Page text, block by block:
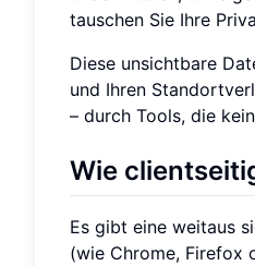
tauschen Sie Ihre
Diese unsichtbare
und Ihren
– durch Tools, die
Wie
Es gibt eine weitaus
(wie Chrome, Firefox